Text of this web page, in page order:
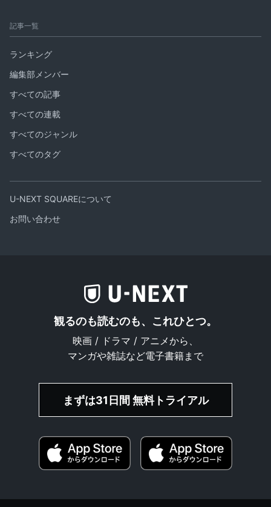
記事一覧
ランキング
編集部メンバー
すべての記事
すべての連載
すべてのジャンル
すべてのタグ
U-NEXT SQUAREについて
お問い合わせ
観るのも読むのも、これひとつ。
映画 / ドラマ / アニメから、
マンガや雑誌など電子書籍まで
まずは31日間 無料トライアル